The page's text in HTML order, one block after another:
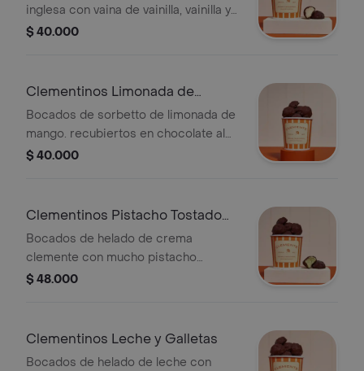
inglesa con vaina de vainilla, vainilla y
mas vainilla. recubiertos en chocolate
$ 40.000
Clementinos Limonada de
Mango
Bocados de sorbetto de limonada de
mango. recubiertos en chocolate al
68 cacao y arroz inflado.
$ 40.000
Clementinos Pistacho Tostado
Salado
Bocados de helado de crema
clemente con mucho pistacho
tostado salado con un toque de sal
crocante.
$ 48.000
Clementinos Leche y Galletas
Bocados de helado de leche con